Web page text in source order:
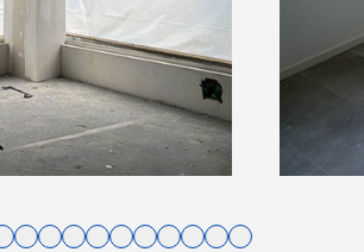
10 11 12 13